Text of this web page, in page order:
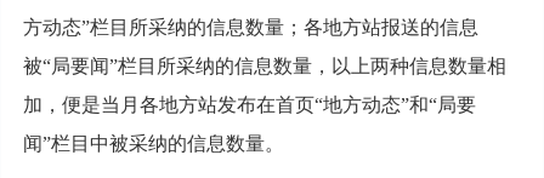
方动态”栏目所采纳的信息数量；各地方站报送的信息
被“局要闻”栏目所采纳的信息数量，以上两种信息数量相
加，便是当月各地方站发布在首页“地方动态”和“局要
闻”栏目中被采纳的信息数量。